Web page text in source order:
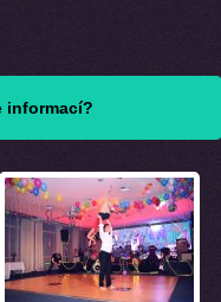
informací?